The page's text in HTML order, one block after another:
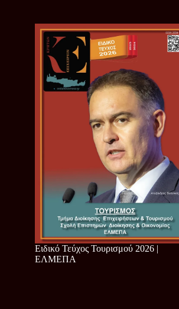
Ειδικό Τεύχος Τουρισμού 2026 |
ΕΛΜΕΠΑ